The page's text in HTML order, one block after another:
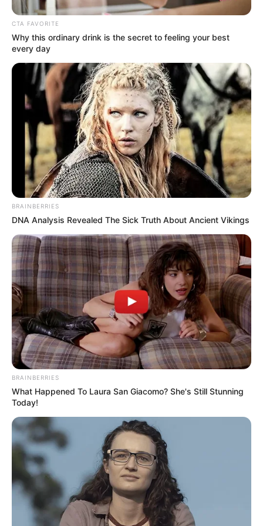
un parcours plus favorable et peut se réhabiliter.
Malgré son numéro en dehors, il reste à surveiller
dans ce lot ouvert.
Nos regrets en cas de non
partant.
(4) Divine Chrisnat, récente lauréate à Angers, se
présente en pleine forme. Elle doit cependant
surmonter une surcharge et un mauvais numéro.
CTA FAVORITE
Why this ordinary drink is the secret to feeling your best
every day
BRAINBERRIES
DNA Analysis Revealed The Sick Truth About Ancient Vikings
BRAINBERRIES
What Happened To Laura San Giacomo? She's Still Stunning
Today!